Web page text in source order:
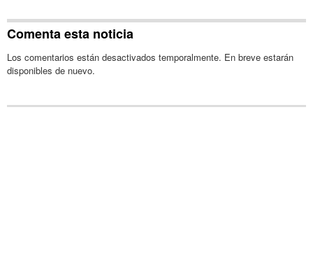
Comenta esta noticia
Los comentarios están desactivados temporalmente. En breve estarán
disponibles de nuevo.